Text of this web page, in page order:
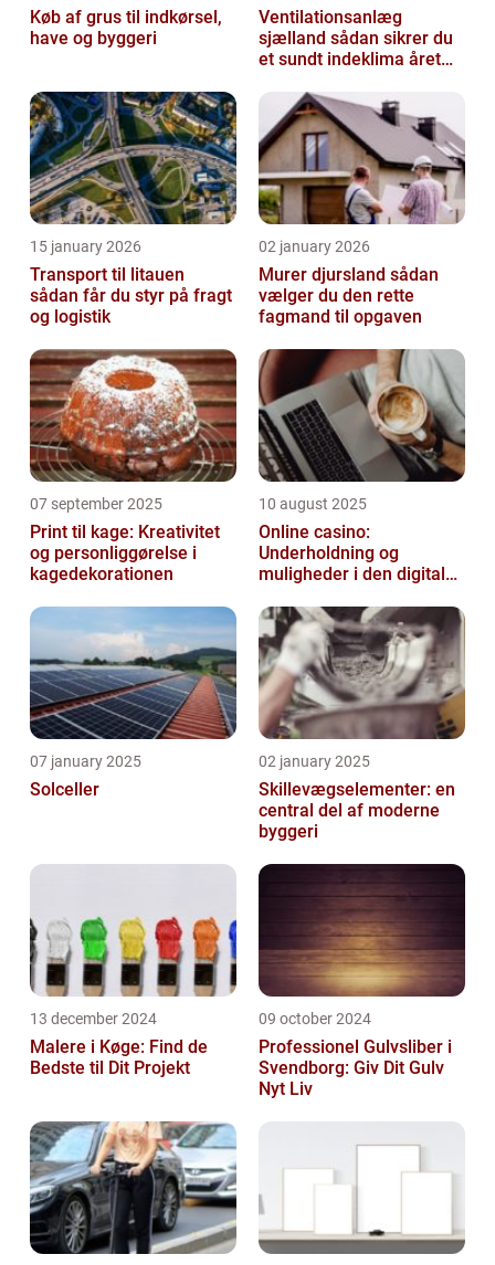
Køb af grus til indkørsel,
have og byggeri
Ventilationsanlæg
sjælland sådan sikrer du
et sundt indeklima året
15 january 2026
Transport til litauen
sådan får du styr på fragt
og logistik
02 january 2026
Murer djursland sådan
vælger du den rette
fagmand til opgaven
07 september 2025
Print til kage: Kreativitet
og personliggørelse i
kagedekorationen
10 august 2025
Online casino:
Underholdning og
muligheder i den digitale
07 january 2025
Solceller
02 january 2025
Skillevægselementer: en
central del af moderne
byggeri
13 december 2024
Malere i Køge: Find de
Bedste til Dit Projekt
09 october 2024
Professionel Gulvsliber i
Svendborg: Giv Dit Gulv
Nyt Liv